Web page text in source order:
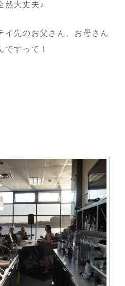
然大丈夫♪
イ先のお父さん、お母さん
ですって！